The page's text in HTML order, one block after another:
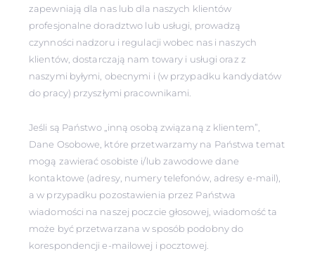
zapewniają dla nas lub dla naszych klientów
profesjonalne doradztwo lub usługi, prowadzą
czynności nadzoru i regulacji wobec nas i naszych
klientów, dostarczają nam towary i usługi oraz z
naszymi byłymi, obecnymi i (w przypadku kandydatów
do pracy) przyszłymi pracownikami.
Jeśli są Państwo „inną osobą związaną z klientem”,
Dane Osobowe, które przetwarzamy na Państwa temat
mogą zawierać osobiste i/lub zawodowe dane
kontaktowe (adresy, numery telefonów, adresy e-mail),
a w przypadku pozostawienia przez Państwa
wiadomości na naszej poczcie głosowej, wiadomość ta
może być przetwarzana w sposób podobny do
korespondencji e-mailowej i pocztowej.